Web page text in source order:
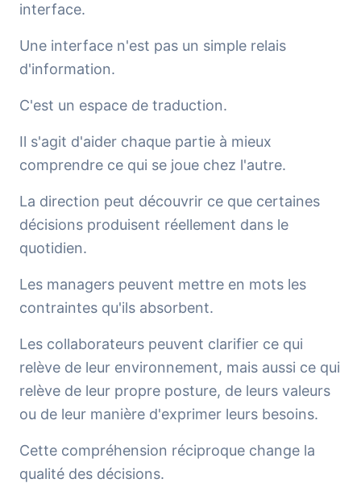
interface.
Une interface n'est pas un simple relais
d'information.
C'est un espace de traduction.
Il s'agit d'aider chaque partie à mieux
comprendre ce qui se joue chez l'autre.
La direction peut découvrir ce que certaines
décisions produisent réellement dans le
quotidien.
Les managers peuvent mettre en mots les
contraintes qu'ils absorbent.
Les collaborateurs peuvent clarifier ce qui
relève de leur environnement, mais aussi ce qui
relève de leur propre posture, de leurs valeurs
ou de leur manière d'exprimer leurs besoins.
Cette compréhension réciproque change la
qualité des décisions.